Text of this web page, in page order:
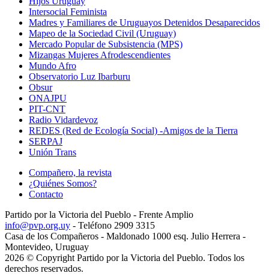
Intersocial Feminista
Madres y Familiares de Uruguayos Detenidos Desaparecidos
Mapeo de la Sociedad Civil (Uruguay)
Mercado Popular de Subsistencia (MPS)
Mizangas Mujeres Afrodescendientes
Mundo Afro
Observatorio Luz Ibarburu
Obsur
ONAJPU
PIT-CNT
Radio Vidardevoz
REDES (Red de Ecología Social) -Amigos de la Tierra
SERPAJ
Unión Trans
Compañero, la revista
¿Quiénes Somos?
Contacto
Partido por la Victoria del Pueblo - Frente Amplio
info@pvp.org.uy - Teléfono 2909 3315
Casa de los Compañeros - Maldonado 1000 esq. Julio Herrera -
Montevideo, Uruguay
2026 © Copyright Partido por la Victoria del Pueblo. Todos los
derechos reservados.